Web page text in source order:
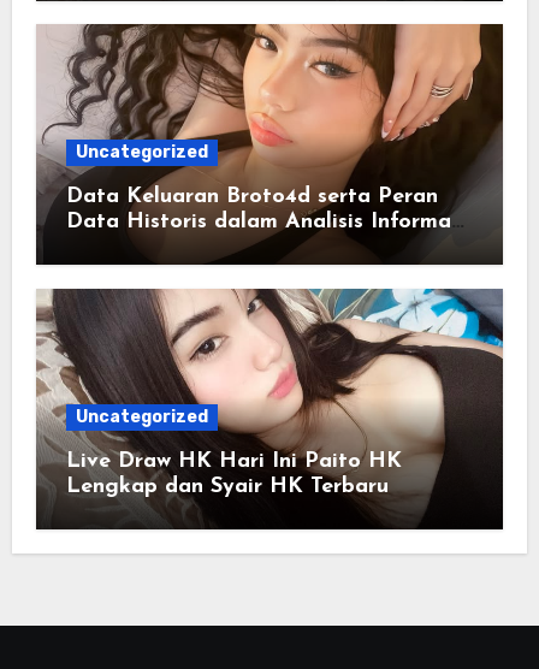
Uncategorized
Data Keluaran Broto4d serta Peran
Data Historis dalam Analisis Informasi
Uncategorized
Live Draw HK Hari Ini Paito HK
Lengkap dan Syair HK Terbaru